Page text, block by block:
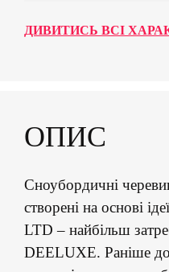
ДИВИТИСЬ ВСІ
ОПИС
Сноубордичні
створені на основі
LTD – найбільш
DEELUXE. Раніше